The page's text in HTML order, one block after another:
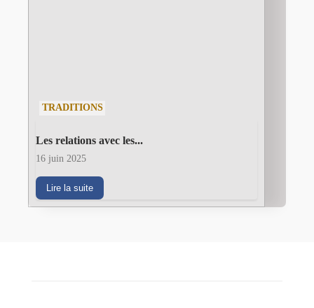
TRADITIONS
Les relations avec les...
16 juin 2025
Lire la suite